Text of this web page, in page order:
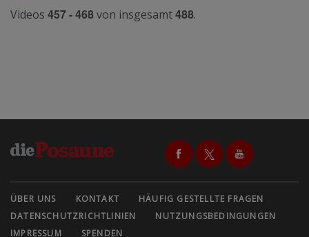
Videos 457 - 468von insgesamt488.
ÜBER UNS KONTAKT
HÄUFIG GESTELLTE FRAGEN
DATENSCHUTZRICHTLINIEN
NUTZUNGSBEDINGUNGEN
IMPRESSUM
SPENDEN